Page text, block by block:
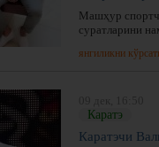
Машҳур
суратларини
янгиликни
Каратэ
Каратэчи